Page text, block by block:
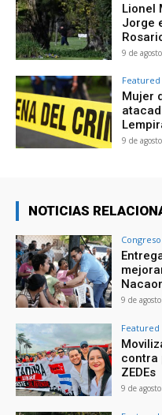
Lionel
Jorge
9 de
Featured
Mujer
9 de
NOTICIAS
9 de
Featured
contra
ZEDEs
9 de